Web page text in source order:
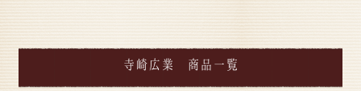
寺崎広業 商品一覧